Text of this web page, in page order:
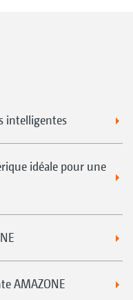
intelligentes
idéale pour une
AMAZONE